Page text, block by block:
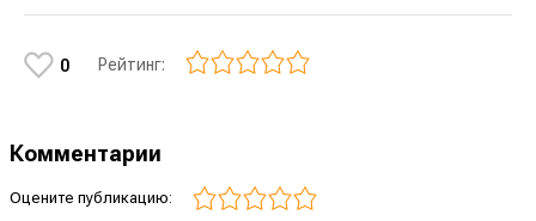
0 Рейтинг:
Комментарии
Оцените публикацию: